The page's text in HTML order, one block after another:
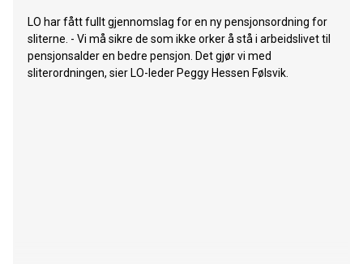
LO har fått fullt gjennomslag for en ny pensjonsordning for
sliterne. - Vi må sikre de som ikke orker å stå i arbeidslivet til
pensjonsalder en bedre pensjon. Det gjør vi med
sliterordningen, sier LO-leder Peggy Hessen Følsvik.